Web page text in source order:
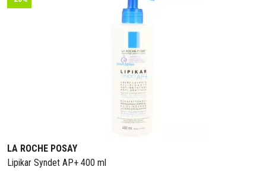
LA ROCHE POSAY
Lipikar Syndet AP+ 400 ml